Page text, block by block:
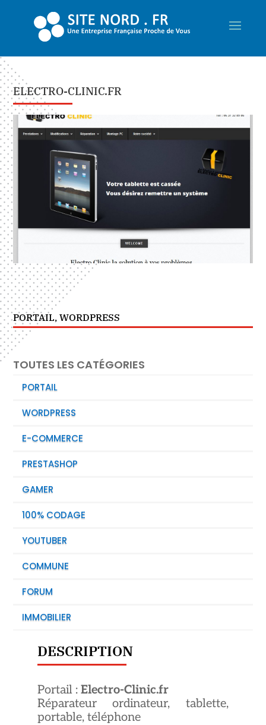
ELECTRO-CLINIC.FR
PORTAIL,WORDPRESS
TOUTES LES CATÉGORIES
PORTAIL
WORDPRESS
E-COMMERCE
PRESTASHOP
GAMER
100% CODAGE
YOUTUBER
COMMUNE
FORUM
IMMOBILIER
DESCRIPTION
Portail : Electro-Clinic.fr
Réparateur ordinateur, tablette,
portable, téléphone